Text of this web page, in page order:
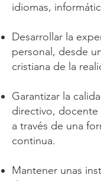
idiomas,
Desarrollar la
personal, desde
cristiana de la
Garantizar la
directivo, docente
a través de una
continua.
Mantener unas